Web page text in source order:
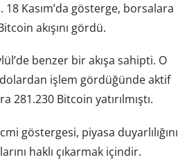
18 Kasım’da gösterge, borsalara
akışını gördü.
benzer bir akışa sahipti. O
işlem gördüğünde aktif
281.230 Bitcoin yatırılmıştı.
göstergesi, piyasa duyarlılığını
haklı çıkarmak içindir.